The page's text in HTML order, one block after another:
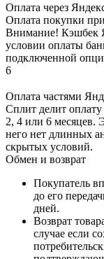
Оплата через
Оплата покупки
Внимание! Кэшбек
условии оплаты
подключенной
6
Оплата частями
Сплит делит
2, 4 или 6 месяцев.
него нет длинных
скрытых условий.
Обмен и возврат
Покупатель
до его
дней.
Возврат
случае если